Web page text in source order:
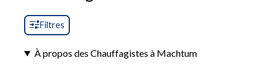
Filtres
À propos des Chauffagistes à Machtum